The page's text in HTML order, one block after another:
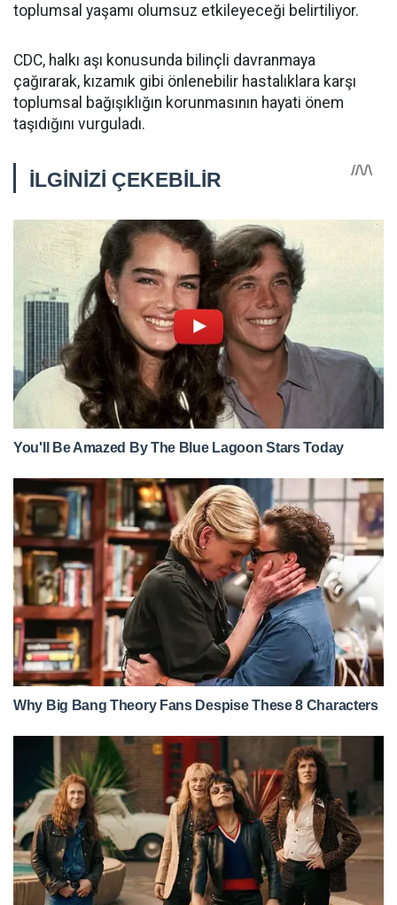
toplumsal yaşamı olumsuz etkileyeceği belirtiliyor.
CDC, halkı aşı konusunda bilinçli davranmaya
çağırarak, kızamık gibi önlenebilir hastalıklara karşı
toplumsal bağışıklığın korunmasının hayati önem
taşıdığını vurguladı.